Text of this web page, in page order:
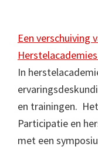
Een verschuiving
In
en trainingen.
Participatie en
met een